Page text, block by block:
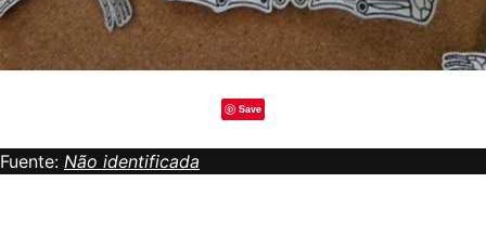
Save
Fuente: Não identificada